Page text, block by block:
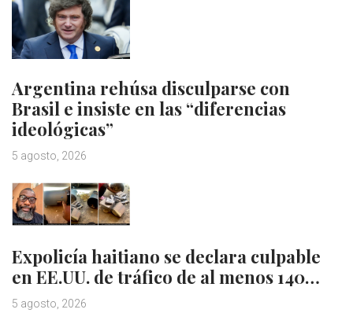
Argentina rehúsa disculparse con
Brasil e insiste en las “diferencias
ideológicas”
5 agosto, 2026
Expolicía haitiano se declara culpable
en EE.UU. de tráfico de al menos 140…
5 agosto, 2026